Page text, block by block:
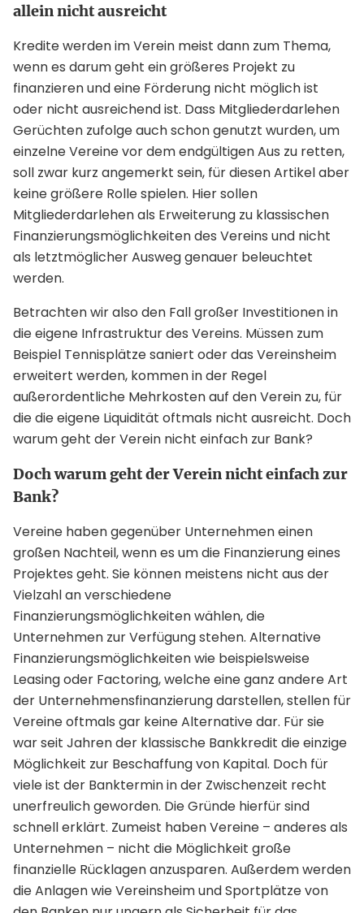
allein nicht ausreicht
Kredite werden im Verein meist dann zum Thema,
wenn es darum geht ein größeres Projekt zu
finanzieren und eine Förderung nicht möglich ist
oder nicht ausreichend ist. Dass Mitgliederdarlehen
Gerüchten zufolge auch schon genutzt wurden, um
einzelne Vereine vor dem endgültigen Aus zu retten,
soll zwar kurz angemerkt sein, für diesen Artikel aber
keine größere Rolle spielen. Hier sollen
Mitgliederdarlehen als Erweiterung zu klassischen
Finanzierungsmöglichkeiten des Vereins und nicht
als letztmöglicher Ausweg genauer beleuchtet
werden.
Betrachten wir also den Fall großer Investitionen in
die eigene Infrastruktur des Vereins. Müssen zum
Beispiel Tennisplätze saniert oder das Vereinsheim
erweitert werden, kommen in der Regel
außerordentliche Mehrkosten auf den Verein zu, für
die die eigene Liquidität oftmals nicht ausreicht. Doch
warum geht der Verein nicht einfach zur Bank?
Doch warum geht der Verein nicht einfach zur
Bank?
Vereine haben gegenüber Unternehmen einen
großen Nachteil, wenn es um die Finanzierung eines
Projektes geht. Sie können meistens nicht aus der
Vielzahl an verschiedene
Finanzierungsmöglichkeiten wählen, die
Unternehmen zur Verfügung stehen. Alternative
Finanzierungsmöglichkeiten wie beispielsweise
Leasing oder Factoring, welche eine ganz andere Art
der Unternehmensfinanzierung darstellen, stellen für
Vereine oftmals gar keine Alternative dar. Für sie
war seit Jahren der klassische Bankkredit die einzige
Möglichkeit zur Beschaffung von Kapital. Doch für
viele ist der Banktermin in der Zwischenzeit recht
unerfreulich geworden. Die Gründe hierfür sind
schnell erklärt. Zumeist haben Vereine – anderes als
Unternehmen – nicht die Möglichkeit große
finanzielle Rücklagen anzusparen. Außerdem werden
die Anlagen wie Vereinsheim und Sportplätze von